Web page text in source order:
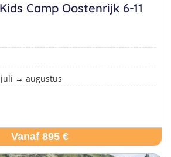
Camp Oostenrijk 6-11
→ augustus
Vanaf 895 €